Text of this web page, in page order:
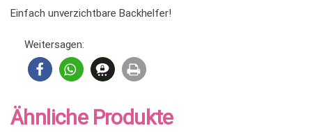
Einfach unverzichtbare Backhelfer!
Weitersagen:
Ähnliche Produkte